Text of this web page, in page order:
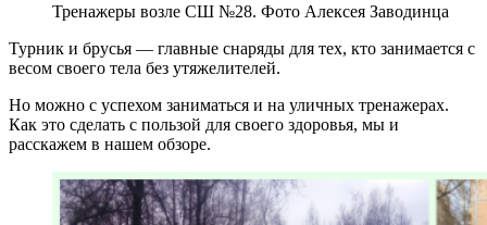
Тренажеры возле СШ №28. Фото Алексея Заводинца
Турник и брусья — главные снаряды для тех, кто занимается с
весом своего тела без утяжелителей.
Но можно с успехом заниматься и на уличных тренажерах.
Как это сделать с пользой для своего здоровья, мы и
расскажем в нашем обзоре.